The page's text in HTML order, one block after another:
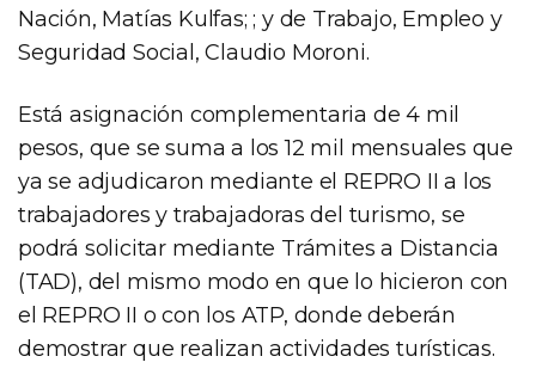
Nación, Matías Kulfas; ; y de Trabajo, Empleo y
Seguridad Social, Claudio Moroni.
Está asignación complementaria de 4 mil
pesos, que se suma a los 12 mil mensuales que
ya se adjudicaron mediante el REPRO II a los
trabajadores y trabajadoras del turismo, se
podrá solicitar mediante Trámites a Distancia
(TAD), del mismo modo en que lo hicieron con
el REPRO II o con los ATP, donde deberán
demostrar que realizan actividades turísticas.